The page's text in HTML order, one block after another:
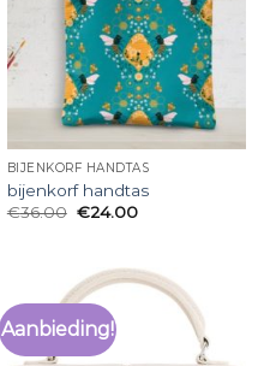
BIJENKORF HANDTAS
bijenkorf handtas
€36.00 €24.00
Aanbieding!